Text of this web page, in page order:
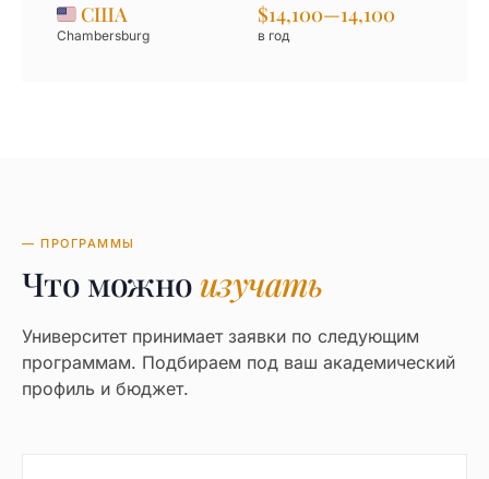
США
Chambersburg
$14,100—14,100
в год
— ПРОГРАММЫ
Что можно изучать
Университет принимает заявки по следующим
программам. Подбираем под ваш академический
профиль и бюджет.